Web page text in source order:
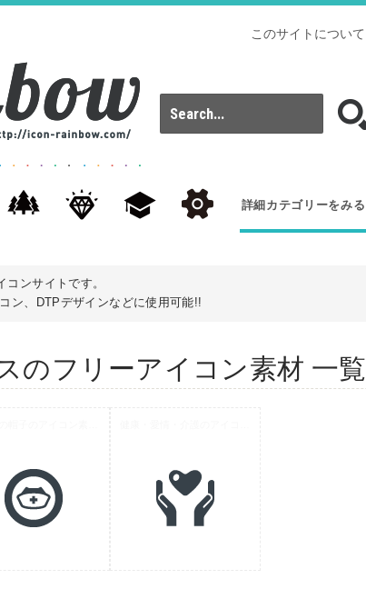
このサイトについて
詳細カテゴリーをみる
ンサイトです。
ン、DTPデザインなどに使用可能!!
のフリーアイコン素材 一覧